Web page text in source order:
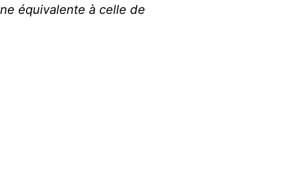
équivalente à celle de